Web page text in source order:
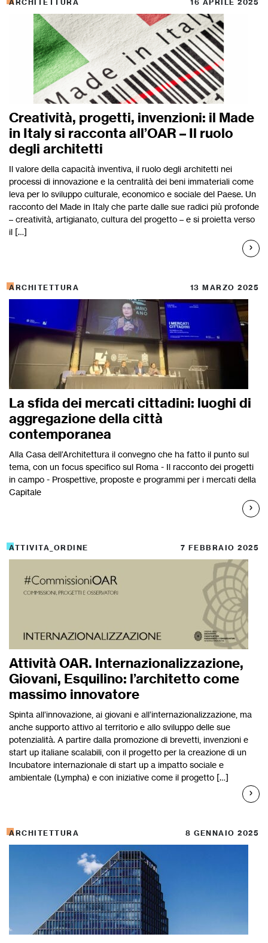
ARCHITETTURA 16 APRILE 2025
Creatività, progetti, invenzioni: il Made
in Italy si racconta all’OAR – Il ruolo
degli architetti
Il valore della capacità inventiva, il ruolo degli architetti nei
processi di innovazione e la centralità dei beni immateriali come
leva per lo sviluppo culturale, economico e sociale del Paese. Un
racconto del Made in Italy che parte dalle sue radici più profonde
– creatività, artigianato, cultura del progetto – e si proietta verso
il […]
ARCHITETTURA 13 MARZO 2025
La sfida dei mercati cittadini: luoghi di
aggregazione della città
contemporanea
Alla Casa dell’Architettura il convegno che ha fatto il punto sul
tema, con un focus specifico sul Roma - Il racconto dei progetti
in campo - Prospettive, proposte e programmi per i mercati della
Capitale
ATTIVITA_ORDINE 7 FEBBRAIO 2025
Attività OAR. Internazionalizzazione,
Giovani, Esquilino: l’architetto come
massimo innovatore
Spinta all’innovazione, ai giovani e all’internazionalizzazione, ma
anche supporto attivo al territorio e allo sviluppo delle sue
potenzialità. A partire dalla promozione di brevetti, invenzioni e
start up italiane scalabili, con il progetto per la creazione di un
Incubatore internazionale di start up a impatto sociale e
ambientale (Lympha) e con iniziative come il progetto […]
ARCHITETTURA 8 GENNAIO 2025